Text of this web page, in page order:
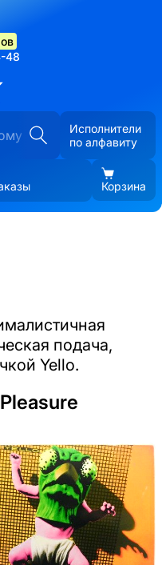
48
Исполнители
по алфавиту
Корзина
подача,
Yello.